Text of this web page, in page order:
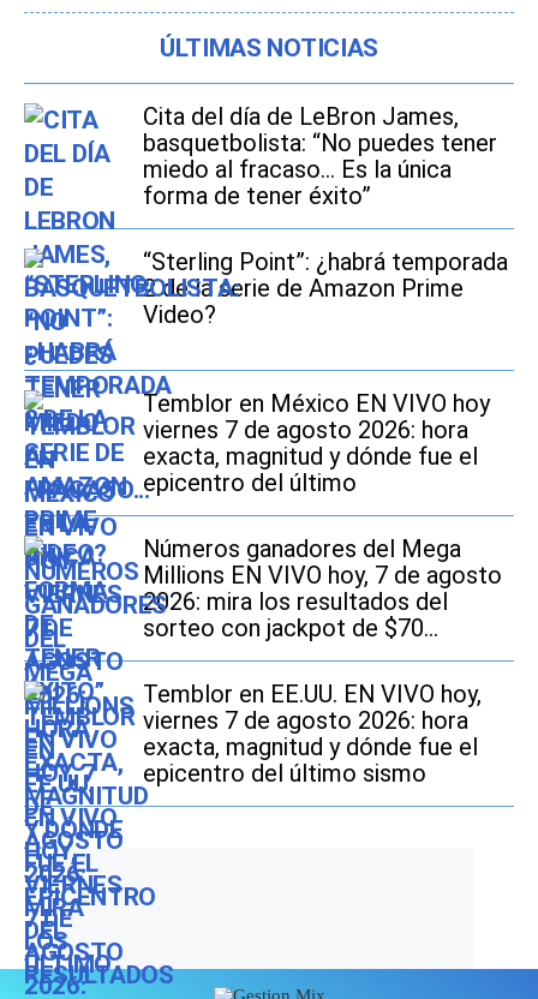
ÚLTIMAS NOTICIAS
Cita del día de LeBron James,
basquetbolista: “No puedes tener
miedo al fracaso... Es la única
forma de tener éxito”
“Sterling Point”: ¿habrá temporada
2 de la serie de Amazon Prime
Video?
Temblor en México EN VIVO hoy
viernes 7 de agosto 2026: hora
exacta, magnitud y dónde fue el
epicentro del último
Números ganadores del Mega
Millions EN VIVO hoy, 7 de agosto
2026: mira los resultados del
sorteo con jackpot de $70
millones en EE.UU.
Temblor en EE.UU. EN VIVO hoy,
viernes 7 de agosto 2026: hora
exacta, magnitud y dónde fue el
epicentro del último sismo